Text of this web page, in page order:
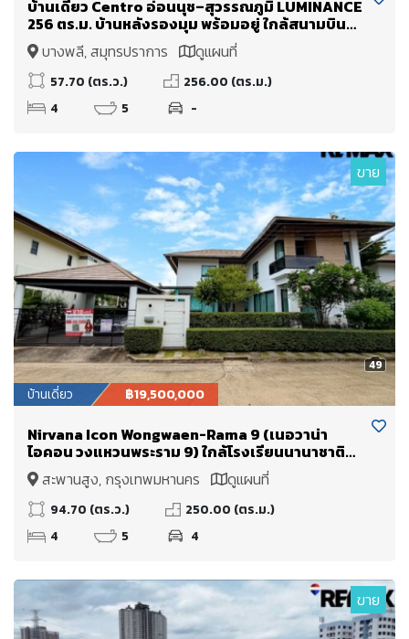
บ้านเดี่ยว Centro อ่อนนุช–สุวรรณภูมิ LUMINANCE
256 ตร.ม. บ้านหลังรองมุม พร้อมอยู่ ใกล้สนามบิน
สุวรรณภูมิ
บางพลี, สมุทรปราการ ดูแผนที่
57.70 (ตร.ว.)
256.00 (ตร.ม.)
4
5 -
49
ขาย
บ้านเดี่ยว ฿19,500,000
Nirvana Icon Wongwaen-Rama 9 (เนอวาน่า
ไอคอน วงแหวนพระราม 9) ใกล้โรงเรียนนานาชาติ
Wellington College International School และ
มหาวิทยาลัยนานาชาติแสตมฟอร์ด
สะพานสูง, กรุงเทพมหานคร ดูแผนที่
94.70 (ตร.ว.)
250.00 (ตร.ม.)
4
5 4
ขาย